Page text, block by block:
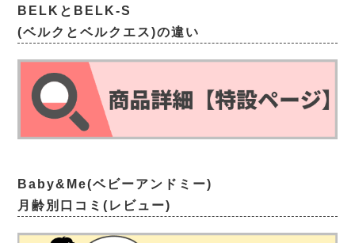
BELKとBELK-S
(ベルクとベルクエス)の違い
Baby&Me(ベビーアンドミー)
月齢別口コミ(レビュー)